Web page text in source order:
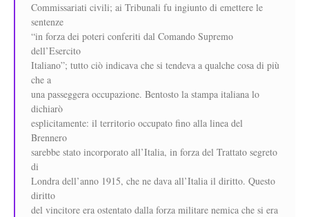
Commissariati civili; ai Tribunali fu ingiunto di emettere le
sentenze
“in forza dei poteri conferiti dal Comando Supremo
dell’Esercito
Italiano”; tutto ciò indicava che si tendeva a qualche cosa di più
che a
una passeggera occupazione. Bentosto la stampa italiana lo
dichiarò
esplicitamente: il territorio occupato fino alla linea del
Brennero
sarebbe stato incorporato all’Italia, in forza del Trattato segreto
di
Londra dell’anno 1915, che ne dava all’Italia il diritto. Questo
diritto
del vincitore era ostentato dalla forza militare nemica che si era